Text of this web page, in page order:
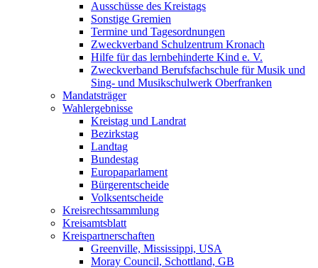
Ausschüsse des Kreistags
Sonstige Gremien
Termine und Tagesordnungen
Zweckverband Schulzentrum Kronach
Hilfe für das lernbehinderte Kind e. V.
Zweckverband Berufsfachschule für Musik und
Sing- und Musikschulwerk Oberfranken
Mandatsträger
Wahlergebnisse
Kreistag und Landrat
Bezirkstag
Landtag
Bundestag
Europaparlament
Bürgerentscheide
Volksentscheide
Kreisrechtssammlung
Kreisamtsblatt
Kreispartnerschaften
Greenville, Mississippi, USA
Moray Council, Schottland, GB